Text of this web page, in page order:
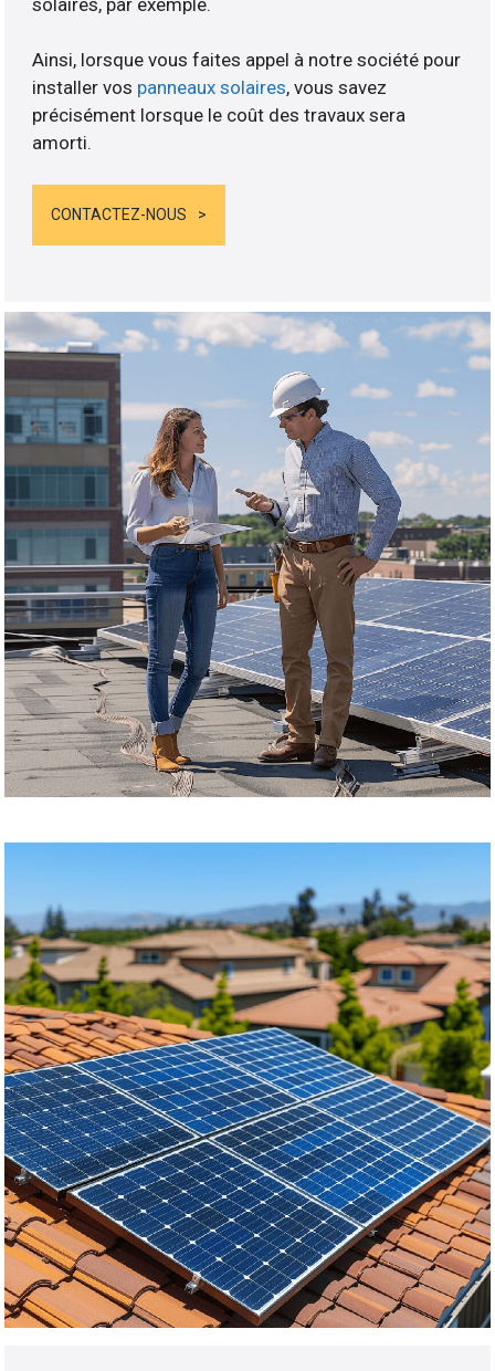
Ainsi, lorsque vous faites appel à notre société pour
installer vos panneaux solaires, vous savez
précisément lorsque le coût des travaux sera
amorti.
CONTACTEZ-NOUS